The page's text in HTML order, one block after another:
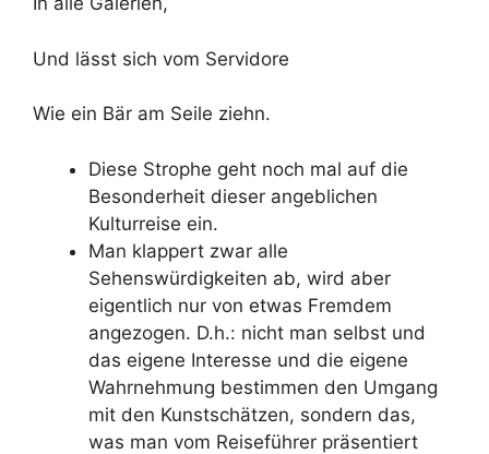
Und lässt sich vom Servidore
Wie ein Bär am Seile ziehn.
Diese Strophe geht noch mal auf die
Besonderheit dieser angeblichen
Kulturreise ein.
Man klappert zwar alle
Sehenswürdigkeiten ab, wird aber
eigentlich nur von etwas Fremdem
angezogen. D.h.: nicht man selbst und
das eigene Interesse und die eigene
Wahrnehmung bestimmen den Umgang
mit den Kunstschätzen, sondern das,
was man vom Reiseführer präsentiert